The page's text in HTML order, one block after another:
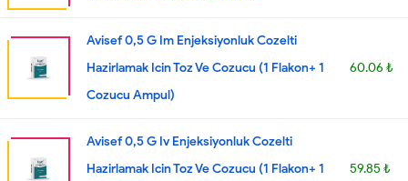
Avisef 0,5 G Im Enjeksiyonluk Cozelti
Hazirlamak Icin Toz Ve Cozucu (1 Flakon+ 1
Cozucu Ampul)
60.06 ₺
Avisef 0,5 G Iv Enjeksiyonluk Cozelti
Hazirlamak Icin Toz Ve Cozucu (1 Flakon+ 1
59.85 ₺